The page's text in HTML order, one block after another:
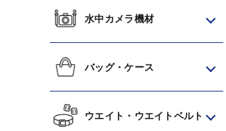
水中カメラ機材
バッグ・ケース
ウエイト・ウエイトベルト